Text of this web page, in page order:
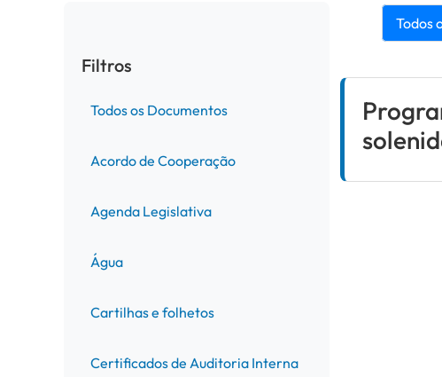
Filtros
Todos os Documentos
Acordo de Cooperação
Agenda Legislativa
Água
Cartilhas e folhetos
Certificados de Auditoria Interna
Todos